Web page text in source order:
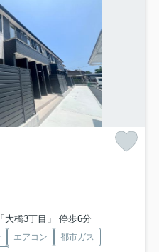
大橋3丁目」 停歩6分
エアコン
都市ガス